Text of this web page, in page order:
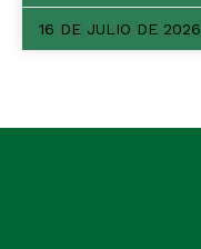
16 DE JULIO DE 2026